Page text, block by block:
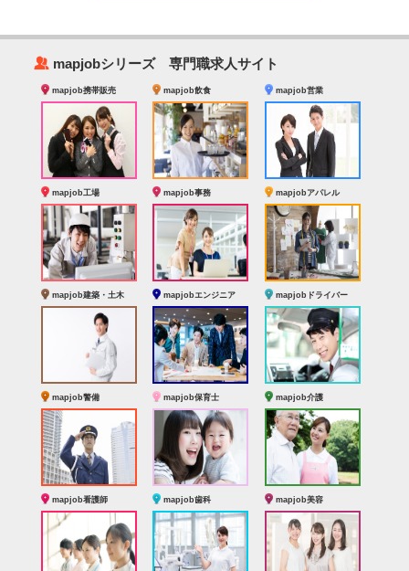
‰ mapjobシリーズ 専門職求人サイト
mapjob携帯販売 mapjob飲食 mapjob営業
mapjob工場 mapjob事務 mapjobアパレル
mapjob建築・土木 mapjobエンジニア mapjobドライバー
mapjob警備 mapjob保育士 mapjob介護
mapjob看護師 mapjob歯科 mapjob美容